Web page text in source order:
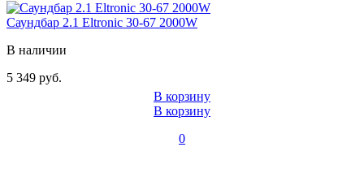
Саундбар 2.1 Eltronic 30-67 2000W
В наличии
5 349 руб.
В корзину
В корзину
0